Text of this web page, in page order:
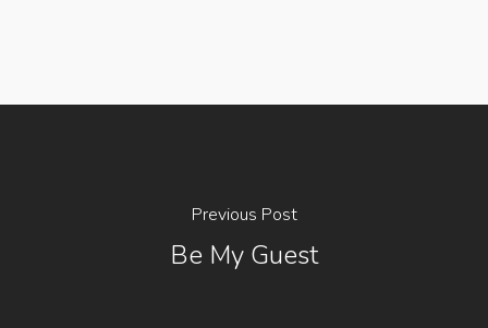
Previous Post
Be My Guest